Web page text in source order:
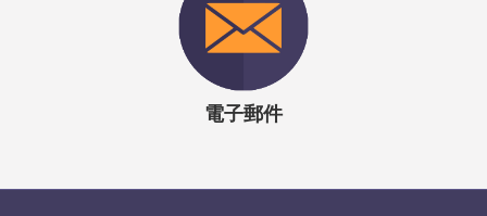
電子郵件